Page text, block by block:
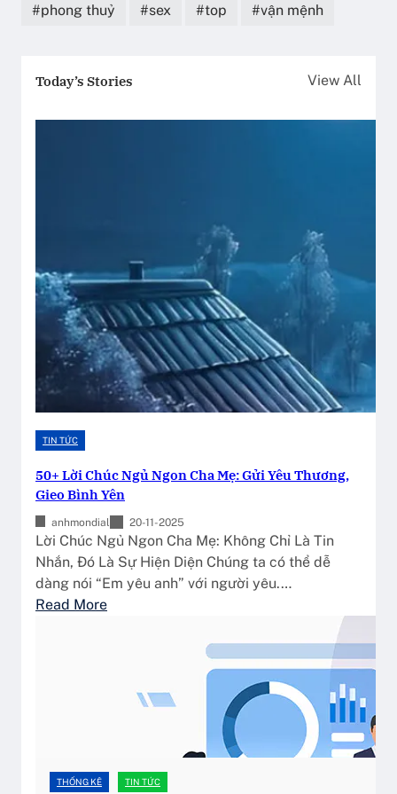
phong thuỷ
sex top vận mệnh
Today’s Stories View All
TIN TỨC
50+ Lời Chúc Ngủ Ngon Cha Mẹ: Gửi Yêu Thương,
Gieo Bình Yên
anhmondial 20-11-2025
Lời Chúc Ngủ Ngon Cha Mẹ: Không Chỉ Là Tin
Nhắn, Đó Là Sự Hiện Diện Chúng ta có thể dễ
dàng nói “Em yêu anh” với người yêu.…
Read More:
h
THỐNG KÊ TIN TỨC